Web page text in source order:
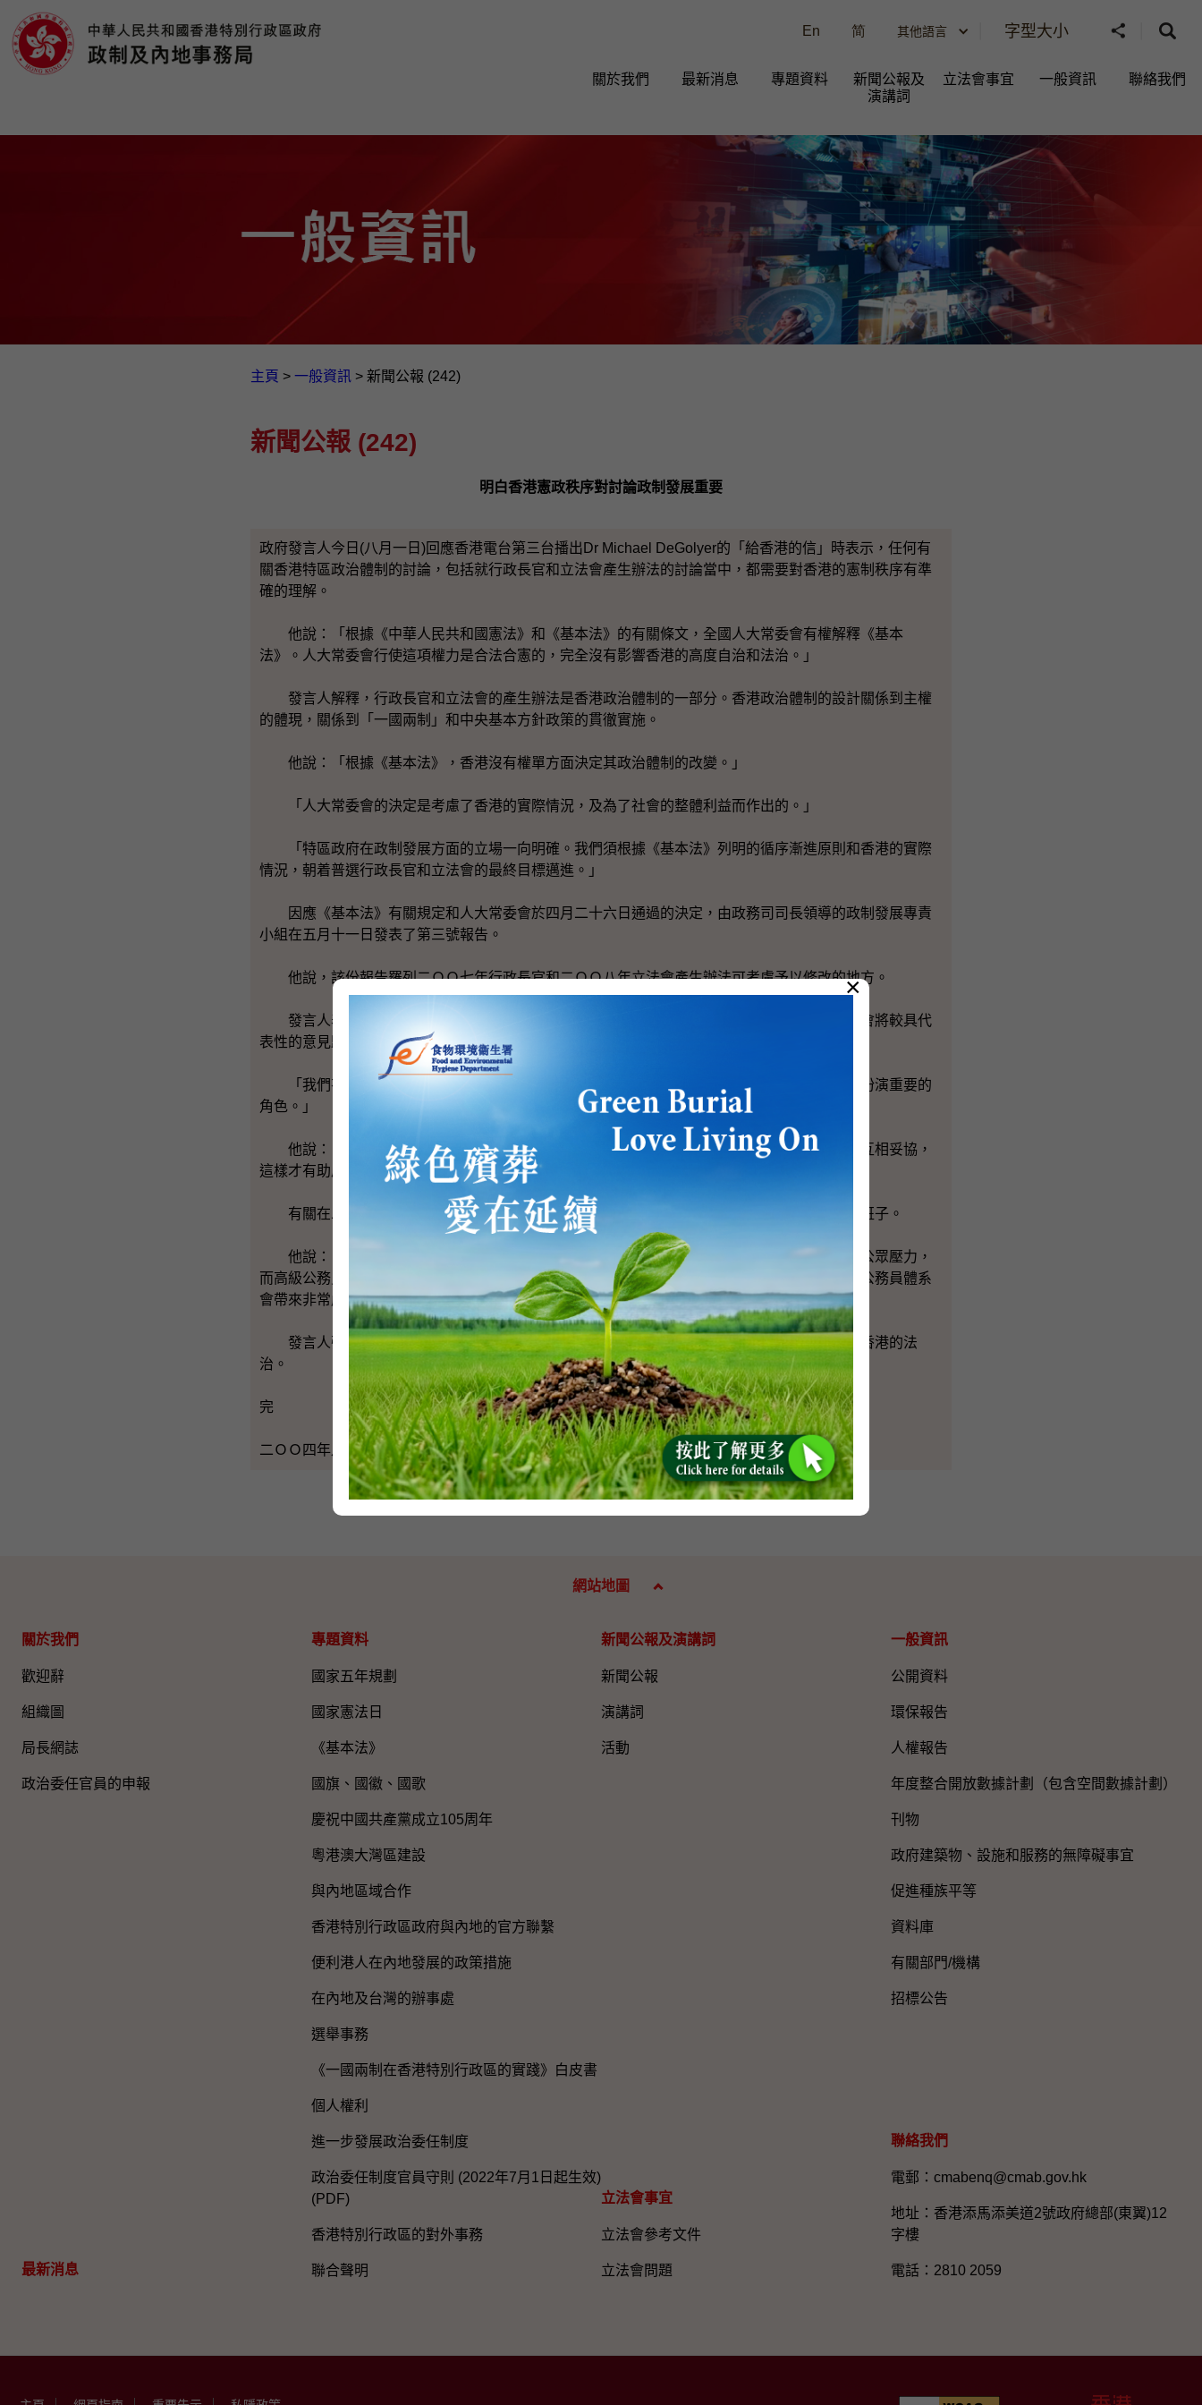
En 简 其他語言 字型大小
關於我們 最新消息 專題資料
新聞公報及
演講詞
立法會事宜 一般資訊​ 聯絡我們
主頁 > 一般資訊​ > 新聞公報 (242)
新聞公報 (242)
明白香港憲政秩序對討論政制發展重要
政府發言人今日(八月一日)回應香港電台第三台播出Dr Michael DeGolyer的「給香港的信」時表示，任何有
關香港特區政治體制的討論，包括就行政長官和立法會產生辦法的討論當中，都需要對香港的憲制秩序有準
確的理解。
他說：「根據《中華人民共和國憲法》和《基本法》的有關條文，全國人大常委會有權解釋《基本
法》。人大常委會行使這項權力是合法合憲的，完全沒有影響香港的高度自治和法治。」
發言人解釋，行政長官和立法會的產生辦法是香港政治體制的一部分。香港政治體制的設計關係到主權
的體現，關係到「一國兩制」和中央基本方針政策的貫徹實施。
他說：「根據《基本法》，香港沒有權單方面決定其政治體制的改變。」
「人大常委會的決定是考慮了香港的實際情況，及為了社會的整體利益而作出的。」
「特區政府在政制發展方面的立場一向明確。我們須根據《基本法》列明的循序漸進原則和香港的實際
情況，朝着普選行政長官和立法會的最終目標邁進。」
因應《基本法》有關規定和人大常委會於四月二十六日通過的決定，由政務司司長領導的政制發展專責
小組在五月十一日發表了第三號報告。
他說，該份報告羅列二ＯＯ七年行政長官和二ＯＯ八年立法會產生辦法可考慮予以修改的地方。
發言人表示：「專責小組正收集社會人士和團體的意見和具體方案。在秋季期間，專責小組會將較具代
表性的意見歸納起來，並把意見開列在另一份報告書內再作進一步諮詢。」
「我們有不少空間去考慮修改行政長官和立法會的產生辦法。香港市民在這個過程中將繼續扮演重要的
角色。」
他說：「在香港這個多元化的社會，大家會有不同意見，我們必須願意容納其他人的意見，互相妥協，
這樣才有助產生一個能獲社會廣泛支持的方案。」
有關在二ＯＯ二年引入的問責制方面，發言人表示，問責制讓行政長官可以組織自己的管治班子。
他說：「在新的制度下，有一個政治團隊負責香港特區的管治。政治任命官員須承擔政治及公眾壓力，
而高級公務員則可以不偏不倚和專業地執行職務。如果沒有這個政治團隊，最近一些政治事件對公務員體系
會帶來非常嚴重的衝擊。」
發言人強調，治安方面，香港仍然是世界上其中一個最安全的城市。警方有決心和能力維持香港的法
治。
完
二ＯＯ四年八月一日(星期日)
網站地圖
關於我們
歡迎辭
組織圖​
局長網誌
政治委任官員的申報
最新消息
專題資料
國家五年規劃
國家憲法日
《基本法》
國旗、國徽、國歌
慶祝中國共產黨成立105周年
粵港澳大灣區建設
與內地區域合作
香港特別行政區政府與內地的官方聯繫
便利港人在內地發展的政策措施
在內地及台灣的辦事處
選舉事務
《一國兩制在香港特別行政區的實踐》白皮書
個人權利
進一步發展政治委任制度
政治委任制度官員守則 (2022年7月1日起生效)
(PDF)
香港特別行政區的對外事務
聯合聲明
新聞公報及演講詞
新聞公報
演講詞
活動
立法會事宜
立法會參考文件
立法會問題
一般資訊​
公開資料
環保報告
人權報告
年度整合開放數據計劃（包含空間數據計劃）
刊物
政府建築物、設施和服務的無障礙事宜
促進種族平等
資料庫
有關部門/機構
招標公告
聯絡我們
電郵：cmabenq@cmab.gov.hk​
地址：香港添馬添美道2號政府總部(東翼)12
字樓
電話：2810 2059
×